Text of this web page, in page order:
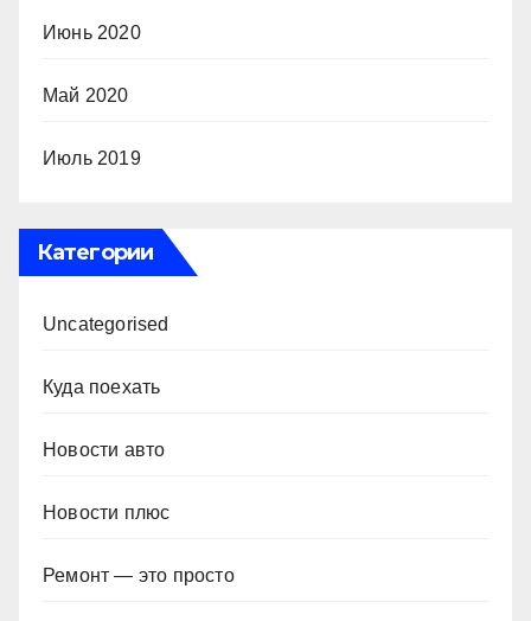
Июнь 2020
Май 2020
Июль 2019
Категории
Uncategorised
Куда поехать
Новости авто
Новости плюс
Ремонт — это просто